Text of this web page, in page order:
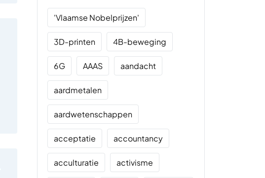
'Vlaamse Nobelprijzen'
3D-printen 4B-beweging
6G AAAS aandacht
aardmetalen
aardwetenschappen
acceptatie accountancy
acculturatie activisme